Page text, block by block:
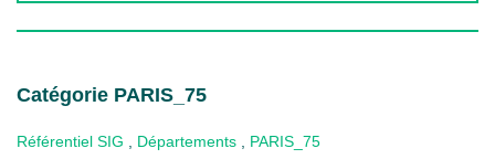
Catégorie PARIS_75
Référentiel SIG Départements PARIS_75